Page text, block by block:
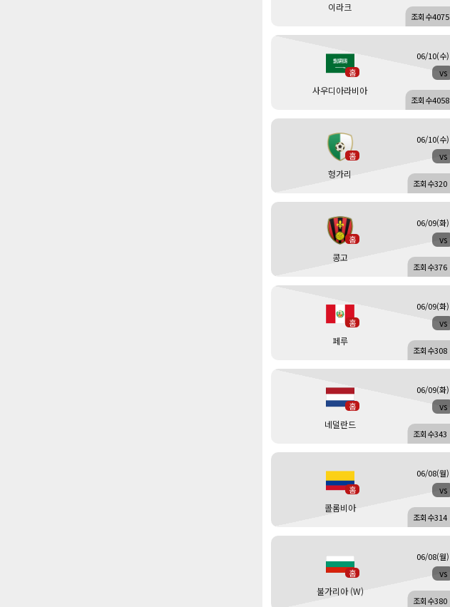
이라크
조회수4075
홈
사우디아라비아
vs
06/10(수
조회수4058
홈
헝가리
vs
06/10(수
조회수320
홈
콩고
vs
06/09(화
조회수376
홈
페루
vs
06/09(화
조회수308
홈
네덜란드
vs
06/09(화
조회수343
홈
콜롬비아
vs
06/08(월
조회수314
홈
불가리아 (W)
vs
06/08(월
조회수380